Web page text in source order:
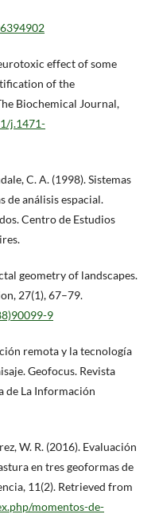
effect of some
of the
Biochemical Journal,
j.1471-
C. A. (1998). Sistemas
de análisis espacial.
Centro de Estudios
geometry of landscapes.
27(1), 67–79.
9
remota y la tecnología
Geofocus. Revista
de La Información
W. R. (2016). Evaluación
en tres geoformas de
11(2). Retrieved from
momentos-de-